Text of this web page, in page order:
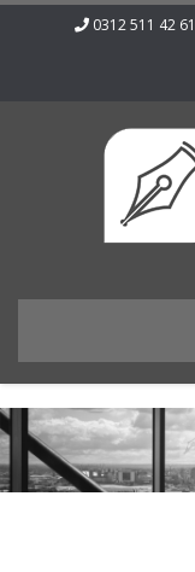
0312 511 42